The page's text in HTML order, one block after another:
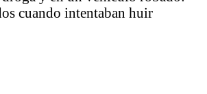
cuando intentaban huir